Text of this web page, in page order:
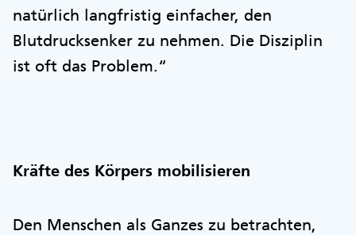
natürlich langfristig einfacher, den
Blutdrucksenker zu nehmen. Die Disziplin
ist oft das Problem.“
Kräfte des Körpers mobilisieren
Den Menschen als Ganzes zu betrachten,